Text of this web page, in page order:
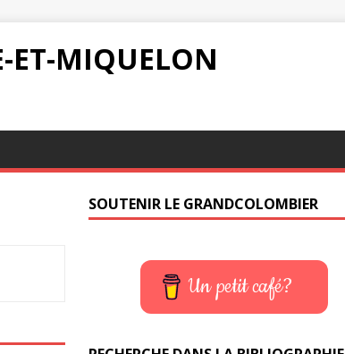
ET-MIQUELON
SOUTENIR LE GRANDCOLOMBIER
Un petit café?